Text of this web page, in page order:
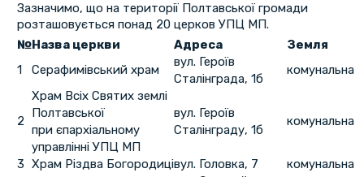
Зазначимо, що на території Полтавської громади
розташовується понад 20 церков УПЦ МП.
№Назва церкви Адреса
Земля
1
Серафимівський храм
вул. Героїв
Сталінграда, 1б
комунальна
2
Храм Всіх Святих землі
Полтавської
при єпархіальному
управлінні УПЦ МП
вул. Героїв
Сталінграду, 1б
комунальна
3 Храм Різдва Богородицівул. Головка, 7
комунальна